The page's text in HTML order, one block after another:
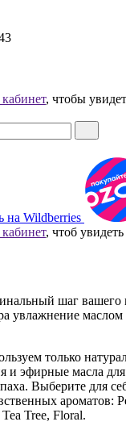
, чтобы
на Wildberries
, чтоб
шаг вашего
увлажнение
только
и эфирные масла
Выберите для
ароматов:
Tree, Floral.